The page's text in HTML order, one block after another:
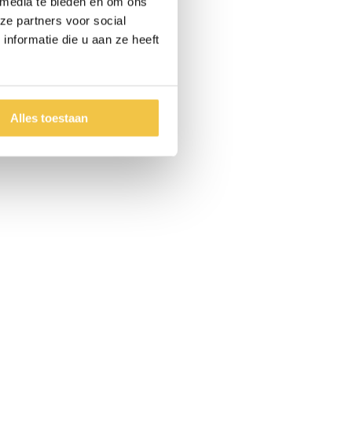
partners voor social
die u aan ze heeft
Alles toestaan